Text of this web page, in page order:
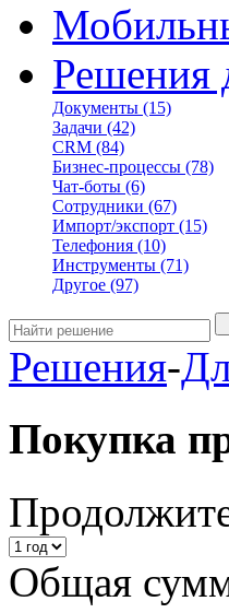
Решения
Документы (15)
Задачи (42)
CRM (84)
Бизнес-процессы (78)
Чат-боты (6)
Сотрудники (67)
Импорт/экспорт (15)
Телефония (10)
Инструменты (71)
Другое (97)
Решения-
Покупка
Общая